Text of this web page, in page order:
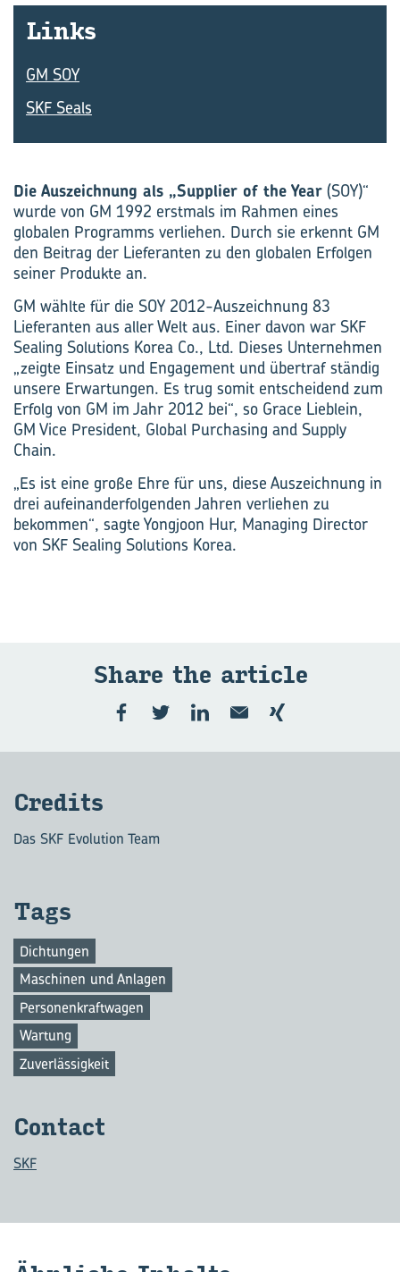
Links
GM SOY
SKF Seals
Die Auszeichnung als „Supplier of the Year (SOY)“
wurde von GM 1992 erstmals im Rahmen eines
globalen Programms verliehen. Durch sie erkennt GM
den Beitrag der Lieferanten zu den globalen Erfolgen
seiner Produkte an.
GM wählte für die SOY 2012-Auszeichnung 83
Lieferanten aus aller Welt aus. Einer davon war SKF
Sealing Solutions Korea Co., Ltd. Dieses Unternehmen
„zeigte Einsatz und Engagement und übertraf ständig
unsere Erwartungen. Es trug somit entscheidend zum
Erfolg von GM im Jahr 2012 bei“, so Grace Lieblein,
GM Vice President, Global Purchasing and Supply
Chain.
„Es ist eine große Ehre für uns, diese Auszeichnung in
drei aufeinanderfolgenden Jahren verliehen zu
bekommen“, sagte Yongjoon Hur, Managing Director
von SKF Sealing Solutions Korea.
Share the ar­ticle
Cre­dits
Das SKF Evolution Team
Tags
Dichtungen
Maschinen und Anlagen
Personenkraftwagen
Wartung
Zuverlässigkeit
Con­tact
SKF